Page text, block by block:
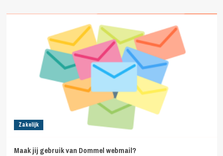
Zakelijk
Maak jij gebruik van Dommel webmail?